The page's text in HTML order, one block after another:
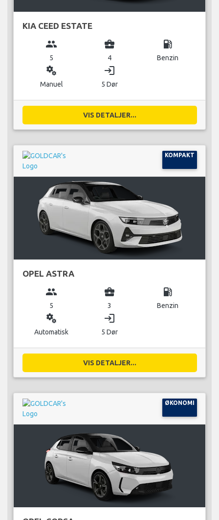
KIA CEED ESTATE
group
5
business_center
4
local_gas_station
Benzin
miscellaneous_services
Manuel
login
5 Dør
VIS DETALJER...
KOMPAKT
OPEL ASTRA
group
5
business_center
3
local_gas_station
Benzin
miscellaneous_services
Automatisk
login
5 Dør
VIS DETALJER...
ØKONOMI